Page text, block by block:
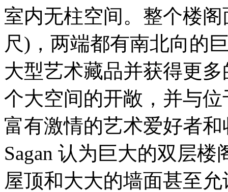
室内无柱空间。整个楼
尺)，两端都有南北向的
大型艺术藏品并获得更
个大空间的开敞，并与
富有激情的艺术爱好者和
Sagan 认为巨大的双层
屋顶和大大的墙面甚至